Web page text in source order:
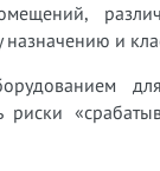
и
риски